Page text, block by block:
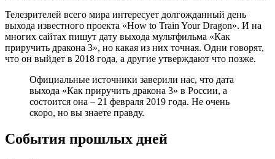
Телезрителей всего мира интересует долгожданный день
выхода известного проекта «How to Train Your Dragon». И на
многих сайтах пишут дату выхода мультфильма «Как
приручить дракона 3», но какая из них точная. Одни говорят,
что он выйдет в 2018 года, а другие утверждают что позже.
Официальные источники заверили нас, что дата
выхода «Как приручить дракона 3» в России, а
состоится она – 21 февраля 2019 года. Не очень
скоро, но вы знаете правду.
События прошлых дней